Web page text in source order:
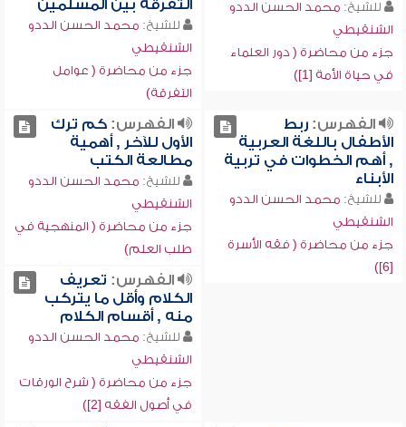
للشيخ: محمد الحسن الددو
الشنقيطي
جزء من محاضرة ( دور العلماء
في حياة الأمة [1])
التفرقة بين المسلمين
للشيخ: محمد الحسن الددو
الشنقيطي
جزء من محاضرة ( عوامل
التفرقة)
الفهرس:ربط
الأطفال باللغة العربية
, أهم الخطوات في تربية
الأبناء
للشيخ: محمد الحسن الددو
الشنقيطي
جزء من محاضرة ( فقه الأسرة
[6])
الفهرس:كم ترك
الأول للآخر , أهمية
مطالعة الكتب
للشيخ: محمد الحسن الددو
الشنقيطي
جزء من محاضرة ( المنهجية في
طلب العلم)
الفهرس: تعريف
الكلام وأقل ما يتركب
منه , أقسام الكلام
للشيخ: محمد الحسن الددو
الشنقيطي
جزء من محاضرة ( شرح الورقات
في أصول الفقه [2])